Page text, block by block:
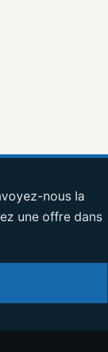
nous la
une offre dans